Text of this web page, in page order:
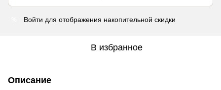
Войти для отображения накопительной скидки
В избранное
Описание